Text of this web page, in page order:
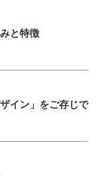
と特徴
イン」をご存じで